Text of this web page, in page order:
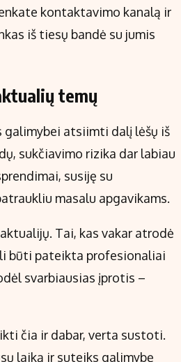
kontaktavimo kanalą ir
iš tiesų bandė su jumis
temų
atsiimti dalį lėšų iš
sukčiavimo rizika dar labiau
susiję su
masalu apgavikams.
Tai, kas vakar atrodė
būti pateikta profesionaliai
svarbiausias įprotis –
čia ir dabar, verta sustoti.
laiką ir suteiks galimybę